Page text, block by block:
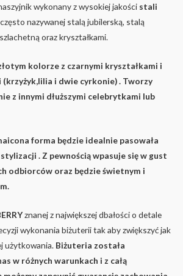
wykonany z wysokiej jakości stali
często nazywanej stalą jubilerską, stalą
oraz kryształkami.
kolorze z czarnymi kryształkami i
i dwie cyrkonie). Tworzy
z innymi dłuższymi celebrytkami lub
forma będzie idealnie pasowała
. Z pewnością wpasuje się w gust
odbiorców oraz będzie świetnym i
znanej z największej dbałości o detale
wykonania biżuterii tak aby zwiększyć jak
użytkowania. Biżuteria została
w różnych warunkach i z całą